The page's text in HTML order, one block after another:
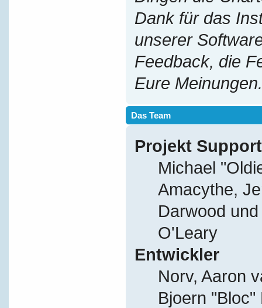
Dank für das
unserer
Feedback, die
Eure Meinungen.
Das Team
Projekt Support
Michael
Amacythe,
Darwood
O'Leary
Entwickler
Norv, Aaron
Bjoern